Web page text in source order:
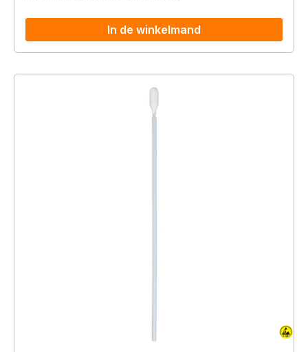
In de winkelmand